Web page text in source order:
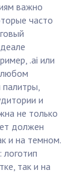
важно
часто
.ai или
любом
и
не только
должен
и на темном.
логотип
так и на